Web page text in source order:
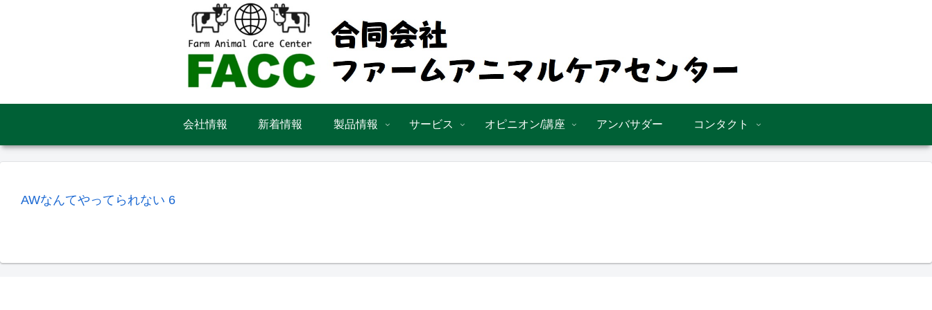
会社情報 新着情報 製品情報 サービス オピニオン/講座 アンバサダー コンタクト
AWなんてやってられない 6